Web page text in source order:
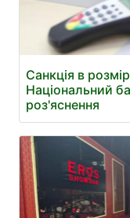
Санкція в
Національний
роз'яснення